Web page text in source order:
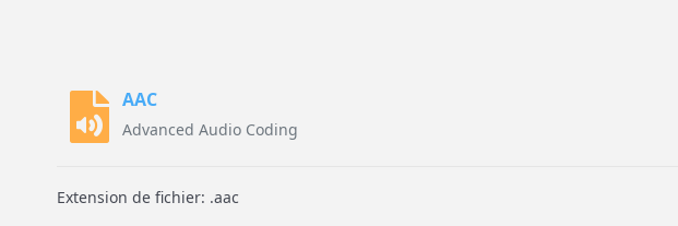
AAC
Advanced Audio Coding
Extension de fichier: .aac